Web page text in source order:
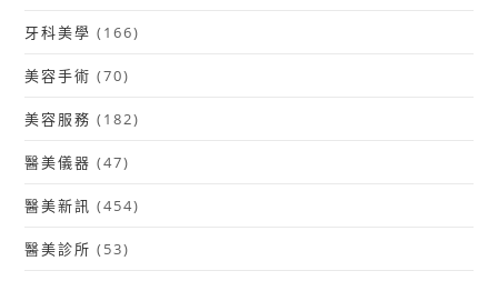
牙科美學 (166)
美容手術 (70)
美容服務 (182)
醫美儀器 (47)
醫美新訊 (454)
醫美診所 (53)